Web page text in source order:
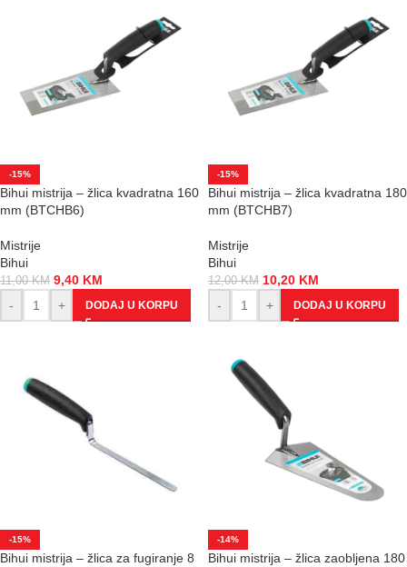
-15%
Bihui mistrija – žlica kvadratna 160
mm (BTCHB6)
Mistrije
Bihui
11,00KM 9,40 KM
-
+ DODAJ U KORPU
-15%
Bihui mistrija – žlica kvadratna 180
mm (BTCHB7)
Mistrije
Bihui
12,00KM 10,20 KM
-
+ DODAJ U KORPU
-15%
Bihui mistrija – žlica za fugiranje 8
-14%
Bihui mistrija – žlica zaobljena 180